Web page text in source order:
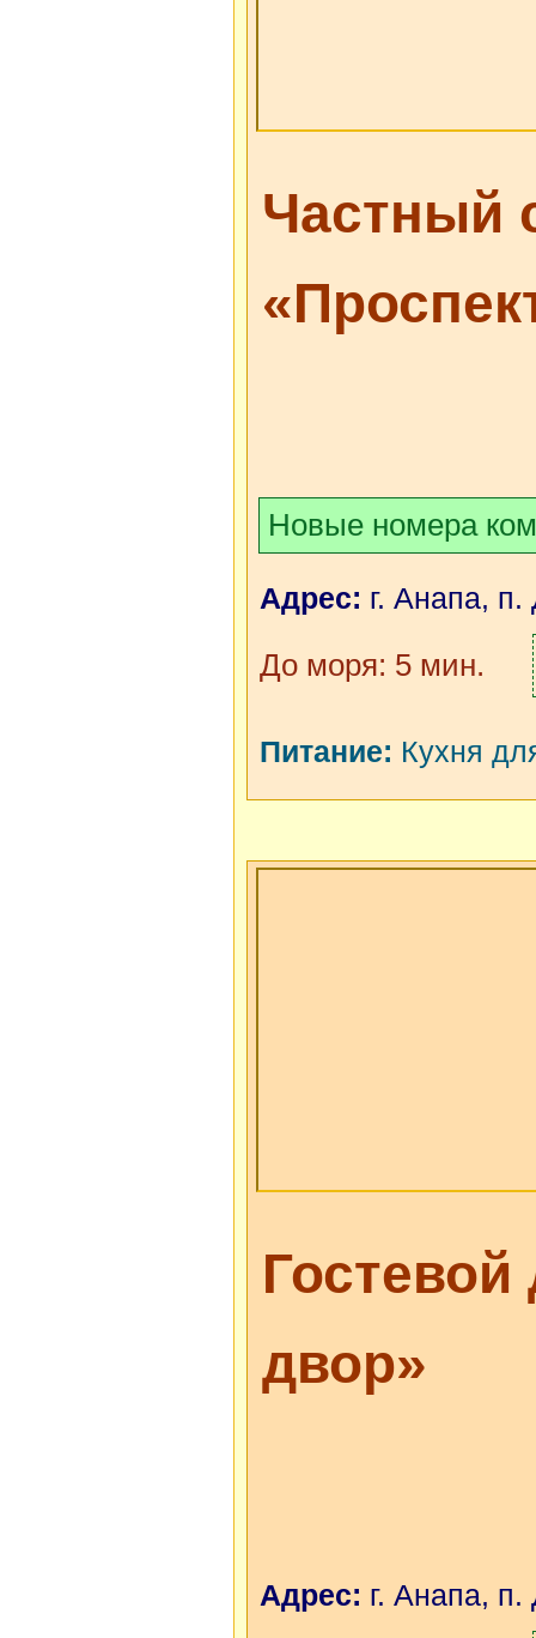
Частный
Новые номера
Адрес: г. Анапа,
До моря: 5 мин.
Питание: Кухня
двор»
Адрес: г. Анапа,